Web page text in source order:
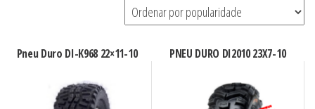
Pneu Duro DI-K968 22×11-10 PNEU DURO DI2010 23X7-10